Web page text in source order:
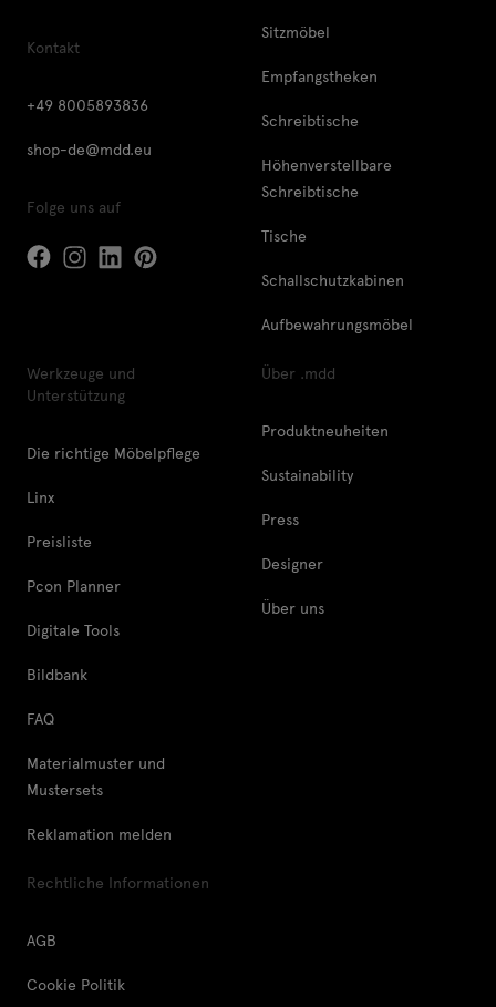
Kontakt
+49 8005893836
shop-de@mdd.eu
Folge uns auf
Sitzmöbel
Empfangstheken
Schreibtische
Höhenverstellbare
Schreibtische
Tische
Schallschutzkabinen
Aufbewahrungsmöbel
Werkzeuge und
Unterstützung
Die richtige Möbelpflege
Linx
Preisliste
Pcon Planner
Digitale Tools
Bildbank
FAQ
Materialmuster und
Mustersets
Reklamation melden
Über .mdd
Produktneuheiten
Sustainability
Press
Designer
Über uns
Rechtliche Informationen
AGB
Cookie Politik